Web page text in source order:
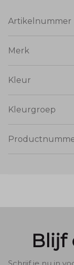
Artikelnummer
Merk
Kleur
Kleurgroep
Blijf
Schrijf je nu in